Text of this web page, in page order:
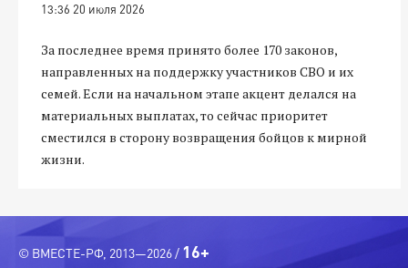
13:36 20 июля 2026
За последнее время принято более 170 законов,
направленных на поддержку участников СВО и их
семей. Если на начальном этапе акцент делался на
материальных выплатах, то сейчас приоритет
сместился в сторону возвращения бойцов к мирной
жизни.
© ВМЕСТЕ-РФ, 2013—2026 / 16+